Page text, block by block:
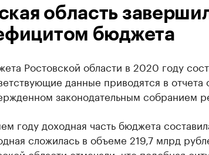
область
бюджета
Ростовской области в 2020 году
данные приводятся в отчета
законодательным собранием
году доходная часть бюджета
сложилась в объеме 219,7 млрд